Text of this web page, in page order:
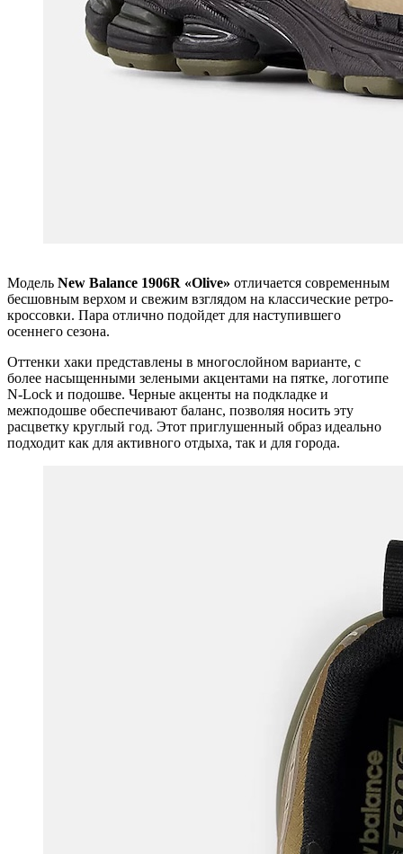
Модель New Balance 1906R «Olive» отличается современным
бесшовным верхом и свежим взглядом на классические ретро-
кроссовки. Пара отлично подойдет для наступившего
осеннего сезона.
Оттенки хаки представлены в многослойном варианте, с
более насыщенными зелеными акцентами на пятке, логотипе
N-Lock и подошве. Черные акценты на подкладке и
межподошве обеспечивают баланс, позволяя носить эту
расцветку круглый год. Этот приглушенный образ идеально
подходит как для активного отдыха, так и для города.